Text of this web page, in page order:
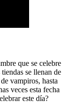
que se celebre
se llenan de
vampiros, hasta
veces esta fecha
este día?